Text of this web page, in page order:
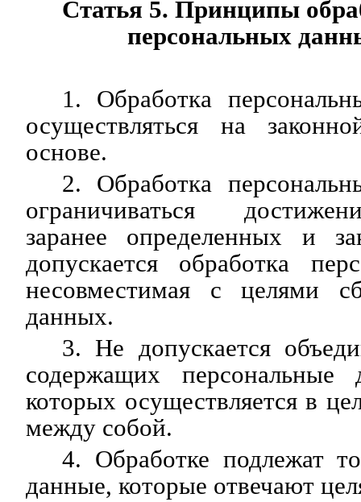
Статья 5. Принципы
персональных
1. Обработка
осуществляться на
основе.
2. Обработка
ограничиваться
заранее определенных и
допускается обработка
несовместимая с целями
данных.
3. Не допускается
содержащих персональные
которых осуществляется в
между собой.
4. Обработке подлежат
данные, которые отвечают